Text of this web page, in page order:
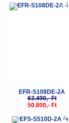
-
EFR-S108DE-2A
63.490,- Ft
50.800,- Ft
-